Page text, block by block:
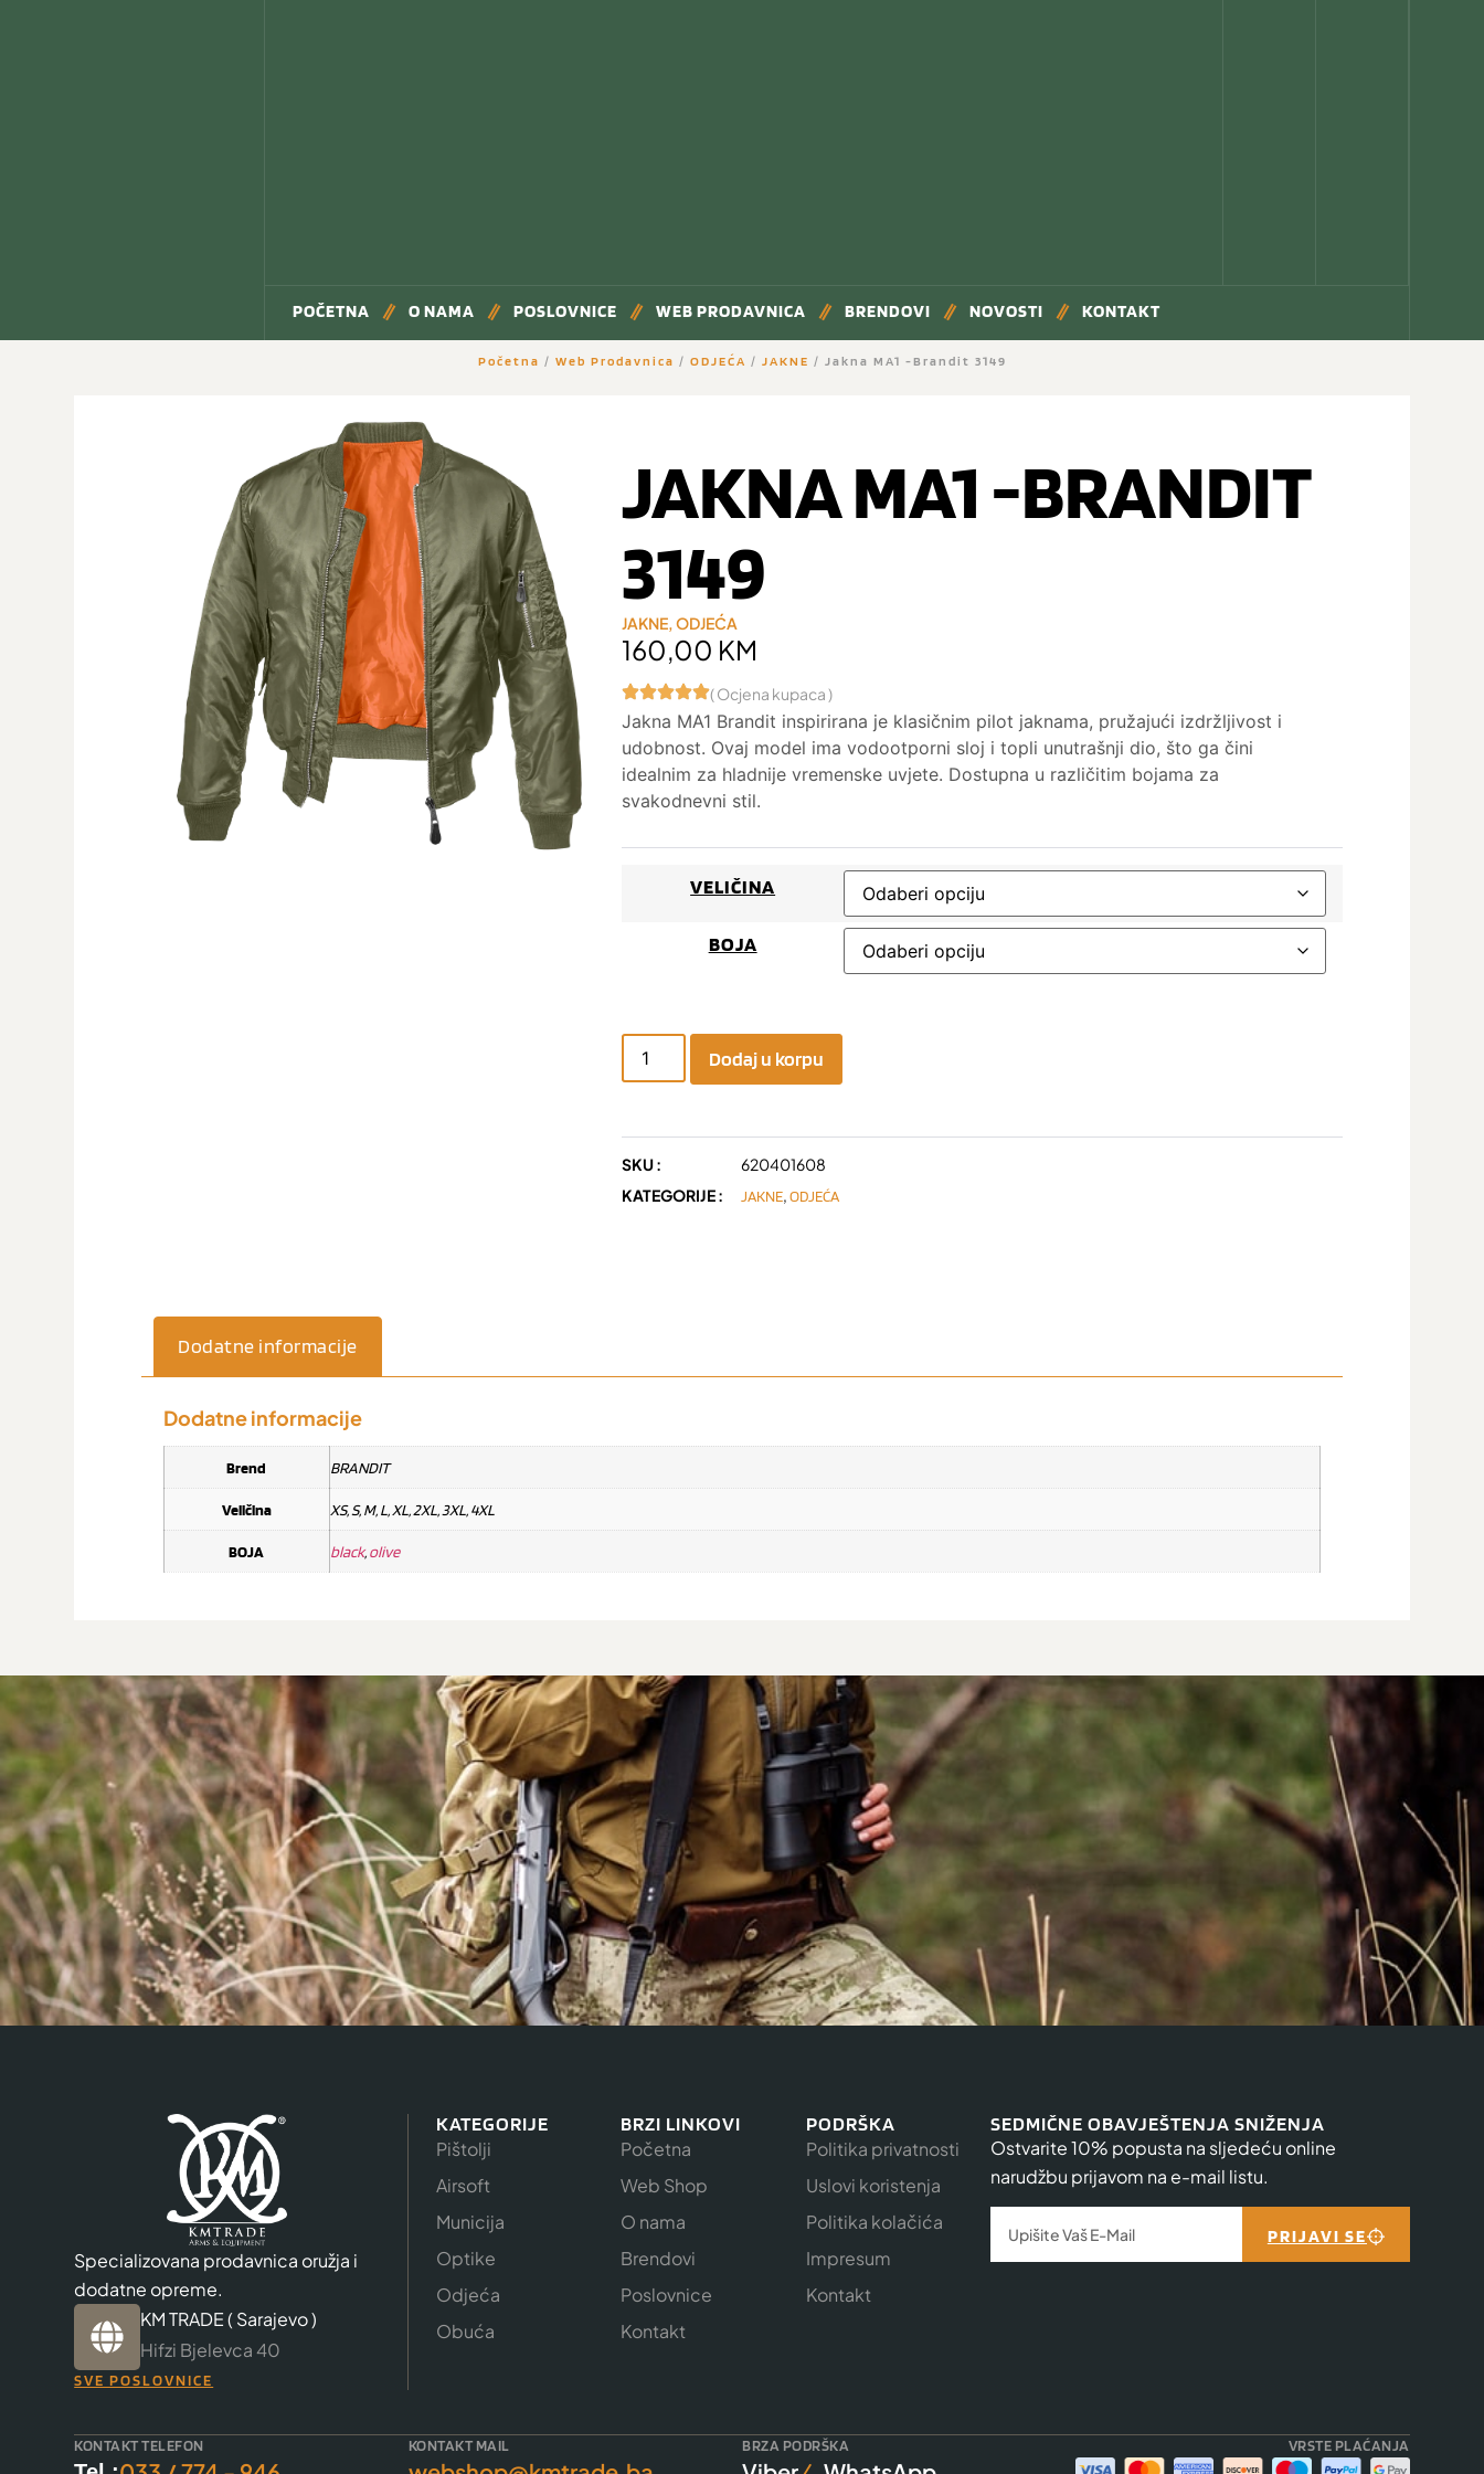
POČETNA O NAMA POSLOVNICE WEB PRODAVNICA BRENDOVI NOVOSTI KONTAKT
Početna / Web Prodavnica / ODJEĆA / JAKNE / Jakna MA1 -Brandit 3149
JAKNA MA1 -BRANDIT
3149
JAKNE,ODJEĆA
160,00 KM
( Ocjena kupaca )
Jakna MA1 Brandit inspirirana je klasičnim pilot jaknama, pružajući izdržljivost i
udobnost. Ovaj model ima vodootporni sloj i topli unutrašnji dio, što ga čini
idealnim za hladnije vremenske uvjete. Dostupna u različitim bojama za
svakodnevni stil.
VELIČINA
BOJA
Dodaj u korpu
SKU :
620401608
KATEGORIJE :
JAKNE,ODJEĆA
Dodatne informacije
Dodatne informacije
Brend BRANDIT
Veličina XS, S, M, L, XL, 2XL, 3XL, 4XL
BOJA black,olive
Specializovana prodavnica oružja i
dodatne opreme.
KM TRADE ( Sarajevo )
Hifzi Bjelevca 40
SVE POSLOVNICE
KATEGORIJE
Pištolji
Airsoft
Municija
Optike
Odjeća
Obuća
BRZI LINKOVI
Početna
Web Shop
O nama
Brendovi
Poslovnice
Kontakt
PODRŠKA
Politika privatnosti
Uslovi koristenja
Politika kolačića
Impresum
Kontakt
SEDMIČNE OBAVJEŠTENJA SNIŽENJA
Ostvarite 10% popusta na sljedeću online
narudžbu prijavom na e-mail listu.
PRIJAVI SE
KONTAKT TELEFON KONTAKT MAIL BRZA PODRŠKA VRSTE PLAĆANJA